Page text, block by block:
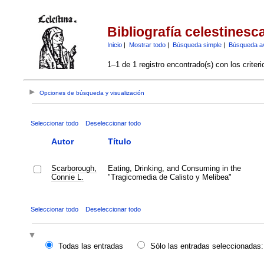
Bibliografía
Inicio| Mostrar todo| Búsqueda simple| Búsqueda
1–1 de 1 registro encontrado(s) con los
Opciones de búsqueda y visualización
Seleccionar todo Deseleccionar todo
Autor Título
Scarborough,
Connie L.
Eating, Drinking, and Consuming in the
"Tragicomedia de Calisto y Melibea"
Seleccionar todo Deseleccionar todo
Todas las entradas
Sólo las entradas seleccionadas: